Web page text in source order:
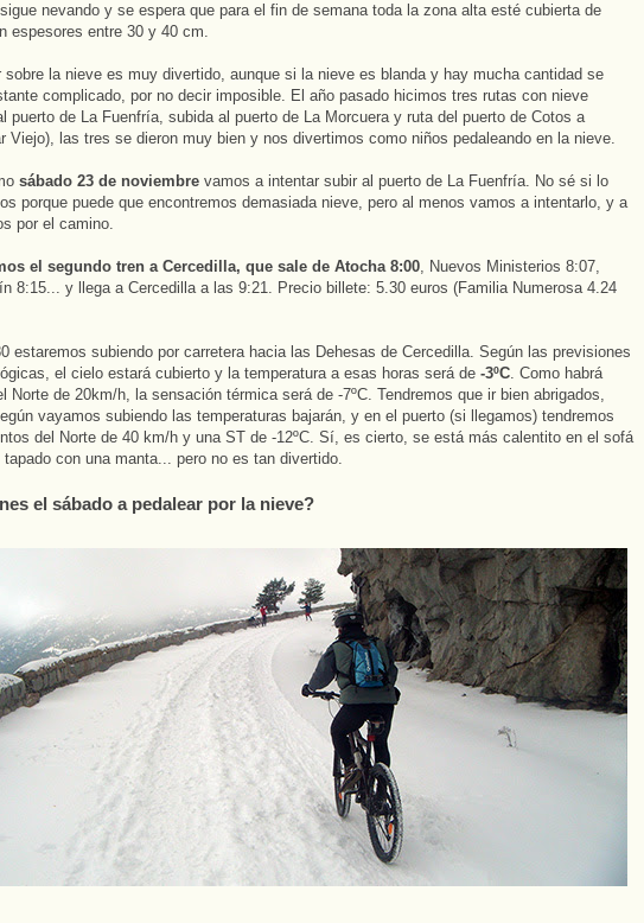
nevando y se espera que para el fin de semana toda la zona alta esté cubierta de
espesores entre 30 y 40 cm.
sobre la nieve es muy divertido, aunque si la nieve es blanda y hay mucha cantidad se
complicado, por no decir imposible. El año pasado hicimos tres rutas con nieve
puerto de La Fuenfría, subida al puerto de La Morcuera y ruta del puerto de Cotos a
Viejo), las tres se dieron muy bien y nos divertimos como niños pedaleando en la nieve.
sábado 23 de noviembre vamos a intentar subir al puerto de La Fuenfría. No sé si lo
porque puede que encontremos demasiada nieve, pero al menos vamos a intentarlo, y a
por el camino.
el segundo tren a Cercedilla, que sale de Atocha 8:00, Nuevos Ministerios 8:07,
8:15... y llega a Cercedilla a las 9:21. Precio billete: 5.30 euros (Familia Numerosa 4.24
estaremos subiendo por carretera hacia las Dehesas de Cercedilla. Según las previsiones
el cielo estará cubierto y la temperatura a esas horas será de -3ºC. Como habrá
Norte de 20km/h, la sensación térmica será de -7ºC. Tendremos que ir bien abrigados,
vayamos subiendo las temperaturas bajarán, y en el puerto (si llegamos) tendremos
del Norte de 40 km/h y una ST de -12ºC. Sí, es cierto, se está más calentito en el sofá
con una manta... pero no es tan divertido.
el sábado a pedalear por la nieve?